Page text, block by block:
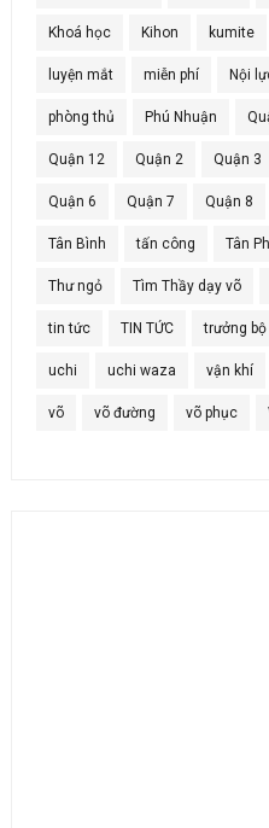
Khoá học Kihon kumite
luyện mắt miễn phí Nội
phòng thủ Phú Nhuận
Quận 12 Quận 2 Quận 3
Quận 6 Quận 7 Quận 8
Tân Bình tấn công Tân
Thư ngỏ Tìm Thầy dạy võ
tin tức TIN TỨC trưởng
uchi uchi waza vận khí
võ võ đường võ phục